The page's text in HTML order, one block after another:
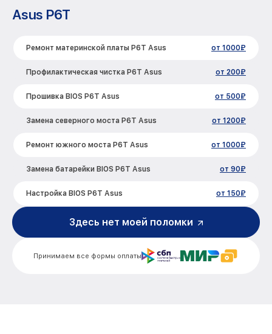
Asus P6T
Ремонт материнской платы P6T Asus от 1000₽
Профилактическая чистка P6T Asus от 200₽
Прошивка BIOS P6T Asus от 500₽
Замена северного моста P6T Asus от 1200₽
Ремонт южного моста P6T Asus от 1000₽
Замена батарейки BIOS P6T Asus от 90₽
Настройка BIOS P6T Asus от 150₽
Принимаем все формы оплаты
Здесь нет моей поломки